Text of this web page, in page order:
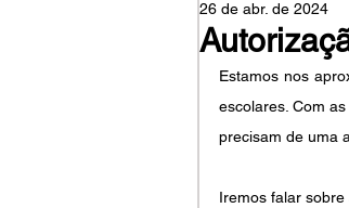
26 de abr. de 2024
Estamos nos
escolares. Com
precisam de uma
Iremos falar